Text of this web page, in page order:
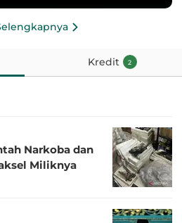
Kredit 2
Narkoba dan
Miliknya